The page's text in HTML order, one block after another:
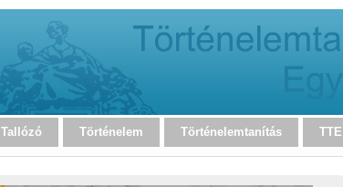
Tallózó Történelem Történelemtanítás TTE